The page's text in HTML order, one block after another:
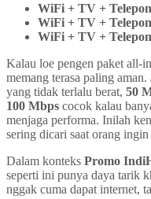
WiFi + TV +
WiFi + TV +
WiFi + TV +
Kalau loe pengen paket all-
memang terasa paling aman.
yang tidak terlalu berat, 50
100 Mbps cocok kalau
menjaga performa. Inilah
sering dicari saat orang
Dalam konteks Promo
seperti ini punya daya tarik
nggak cuma dapat internet,